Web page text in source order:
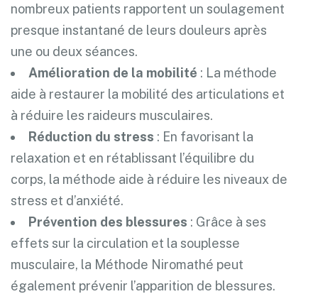
nombreux patients rapportent un soulagement
presque instantané de leurs douleurs après
une ou deux séances.
Amélioration de la mobilité : La méthode
aide à restaurer la mobilité des articulations et
à réduire les raideurs musculaires.
Réduction du stress : En favorisant la
relaxation et en rétablissant l’équilibre du
corps, la méthode aide à réduire les niveaux de
stress et d’anxiété.
Prévention des blessures : Grâce à ses
effets sur la circulation et la souplesse
musculaire, la Méthode Niromathé peut
également prévenir l’apparition de blessures.